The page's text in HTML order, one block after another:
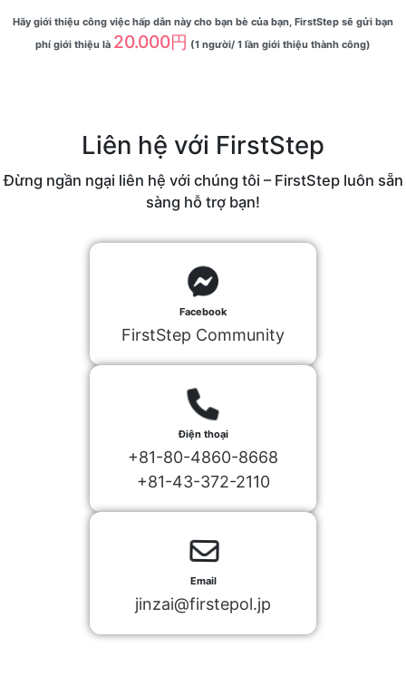
Hãy giới thiệu công việc hấp dẫn này cho bạn bè của bạn, FirstStep sẽ gửi bạn
phí giới thiệu là 20.000円 (1 người/ 1 lần giới thiệu thành công)
Liên hệ với FirstStep
Đừng ngần ngại liên hệ với chúng tôi – FirstStep luôn sẵn
sàng hỗ trợ bạn!
Facebook
FirstStep Community
Điện thoại
+81-80-4860-8668
+81-43-372-2110
Email
jinzai@firstepol.jp